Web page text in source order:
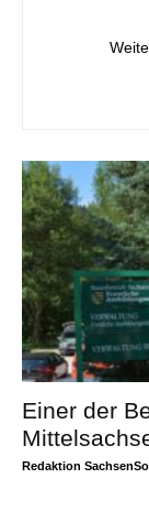
Einer der
Redaktion